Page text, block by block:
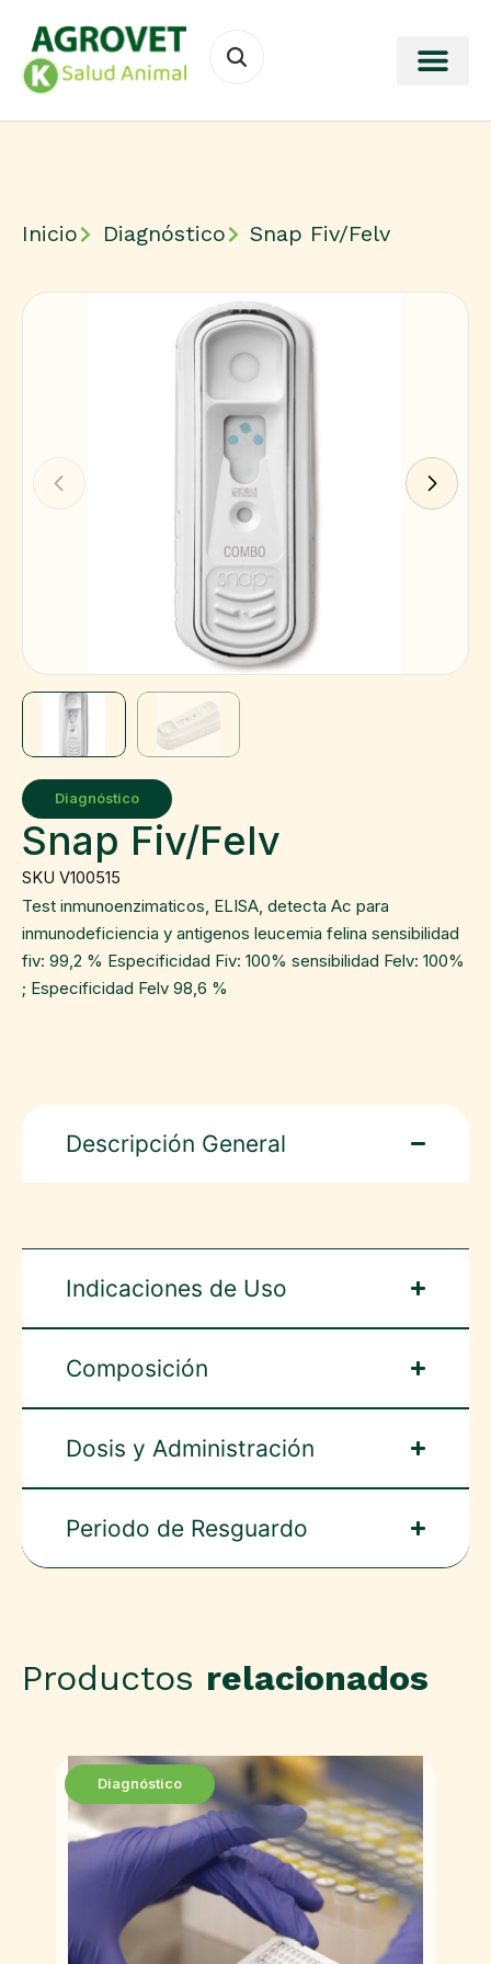
Inicio Diagnóstico Snap Fiv/Felv
Diagnóstico
Snap Fiv/Felv
SKU V100515
Test inmunoenzimaticos, ELISA, detecta Ac para
inmunodeficiencia y antigenos leucemia felina sensibilidad
fiv: 99,2 % Especificidad Fiv: 100% sensibilidad Felv: 100%
; Especificidad Felv 98,6 %
Descripción General
Indicaciones de Uso
Composición
Dosis y Administración
Periodo de Resguardo
Productos relacionados
Diagnóstico